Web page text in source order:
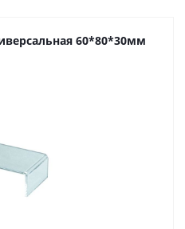
60*80*30мм